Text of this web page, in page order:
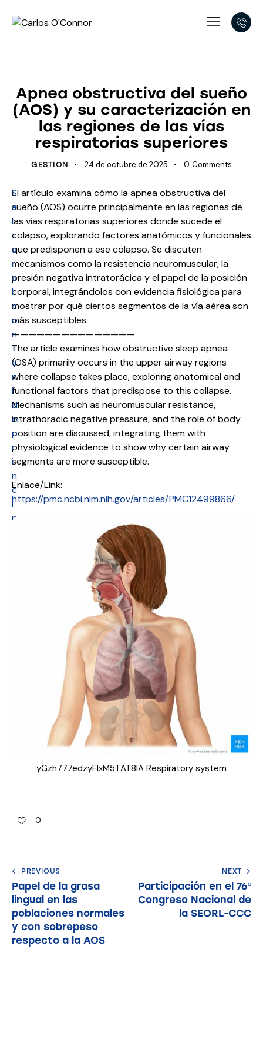
Apnea obstructiva del sueño
(AOS) y su caracterización en
las regiones de las vías
respiratorias superiores
GESTION 24 de octubre de 2025 0 Comments
S
a
l
t
a
r
a
l
c
o
n
t
e
n
i
d
o
p
r
i
n
c
i
p
El artículo examina cómo la apnea obstructiva del
sueño (AOS) ocurre principalmente en las regiones de
las vías respiratorias superiores donde sucede el
colapso, explorando factores anatómicos y funcionales
que predisponen a ese colapso. Se discuten
mecanismos como la resistencia neuromuscular, la
presión negativa intratorácica y el papel de la posición
corporal, integrándolos con evidencia fisiológica para
mostrar por qué ciertos segmentos de la vía aérea son
más susceptibles.
———————————————
The article examines how obstructive sleep apnea
(OSA) primarily occurs in the upper airway regions
where collapse takes place, exploring anatomical and
functional factors that predispose to this collapse.
Mechanisms such as neuromuscular resistance,
intrathoracic negative pressure, and the role of body
position are discussed, integrating them with
physiological evidence to show why certain airway
segments are more susceptible.
Enlace/Link:
https://pmc.ncbi.nlm.nih.gov/articles/PMC12499866/
yGzh777edzyFIxM5TAT8IA Respiratory system
0
PREVIOUS
Papel de la grasa
lingual en las
poblaciones normales
y con sobrepeso
respecto a la AOS
NEXT
Participación en el 76º
Congreso Nacional de
la SEORL-CCC